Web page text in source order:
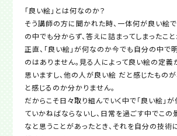
「良い絵」とは何なのか？
そう講師の方に聞かれた時、一体何が良い絵
の中でも分からず、答えに詰まってしまったこと
正直、「良い絵」が何なのか今でも自分の中で
のはありません。見る人によって良い絵の定義
思いますし、他の人が良い絵 だと感じたもの
と感じるのか分かりません。
だからこそ日々取り組んでいく中で「良い絵」
ていかねばならないし、日常を過ごす中でこの
なと思うことがあったとき、それを自分の技術